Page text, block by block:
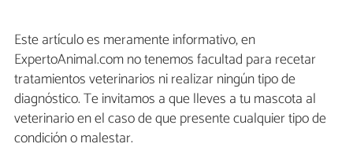
Este artículo es meramente informativo, en
ExpertoAnimal.com no tenemos facultad para recetar
tratamientos veterinarios ni realizar ningún tipo de
diagnóstico. Te invitamos a que lleves a tu mascota al
veterinario en el caso de que presente cualquier tipo de
condición o malestar.